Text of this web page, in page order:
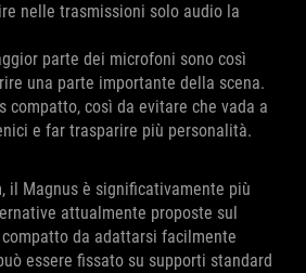
nelle trasmissioni solo audio la
parte dei microfoni sono così
una parte importante della scena.
compatto, così da evitare che vada a
e far trasparire più personalità.
il Magnus è significativamente più
attualmente proposte sul
da adattarsi facilmente
essere fissato su supporti standard